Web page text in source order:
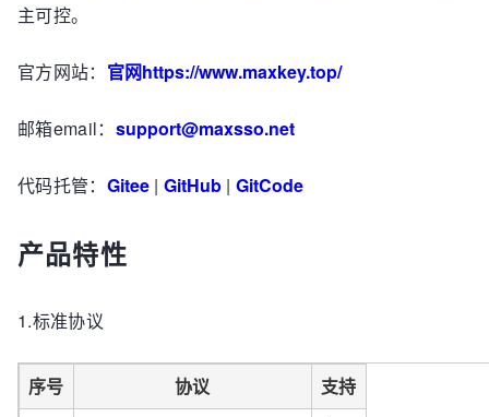
主可控。
官方网站： 官网https://www.maxkey.top/
邮箱email： support@maxsso.net
代码托管： Gitee| GitHub| GitCode
产品特性
1.标准协议
序号 协议
支持